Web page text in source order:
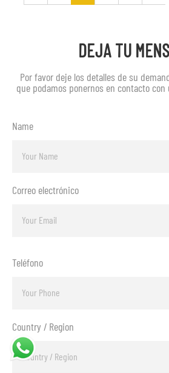
DEJA TU
Por favor deje los detalles de su
que podamos ponernos en contacto
Name
Correo electrónico
Teléfono
Country / Region